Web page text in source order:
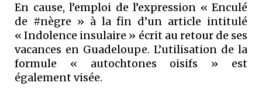
En cause, l’emploi de l’expression « Enculé
de #nègre » à la fin d’un article intitulé
« Indolence insulaire » écrit au retour de ses
vacances en Guadeloupe. L’utilisation de la
formule « autochtones oisifs » est
également visée.